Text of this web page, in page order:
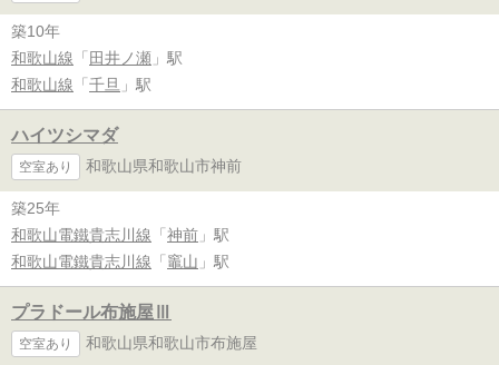
築10年
和歌山線 「 田井ノ瀬 」駅
和歌山線 「 千旦 」駅
ハイツシマダ
空室あり 和歌山県和歌山市神前
築25年
和歌山電鐵貴志川線 「 神前 」駅
和歌山電鐵貴志川線 「 竈山 」駅
プラドール布施屋Ⅲ
空室あり 和歌山県和歌山市布施屋